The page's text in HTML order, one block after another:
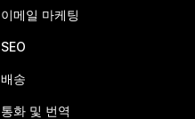
이메일 마케팅
SEO
배송
통화 및 번역